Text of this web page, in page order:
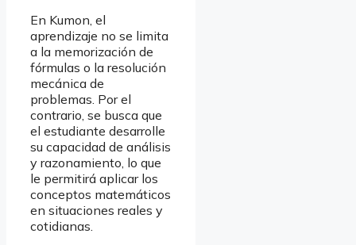
En Kumon, el
aprendizaje no se limita
a la memorización de
fórmulas o la resolución
mecánica de
problemas. Por el
contrario, se busca que
el estudiante desarrolle
su capacidad de análisis
y razonamiento, lo que
le permitirá aplicar los
conceptos matemáticos
en situaciones reales y
cotidianas.